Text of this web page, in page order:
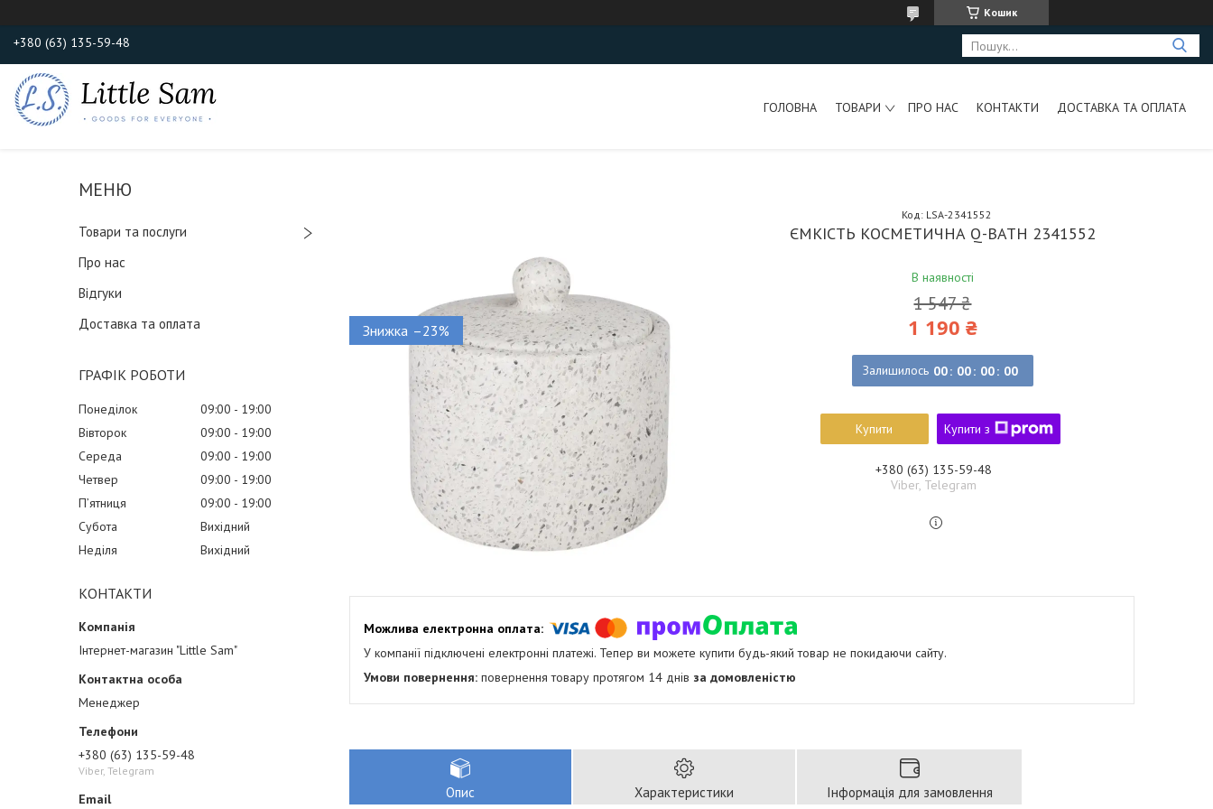
Кошик
+380 (63) 135-59-48
ГОЛОВНА ТОВАРИ ПРО НАС КОНТАКТИ ДОСТАВКА ТА ОПЛАТА
Товари та послуги
Про нас
Відгуки
Доставка та оплата
ГРАФІК РОБОТИ
Понеділок 09:00
19:00
Вівторок
09:00
19:00
Середа
09:00
19:00
Четвер
09:00
19:00
Пʼятниця
09:00
19:00
Субота
Вихідний
Неділя
Вихідний
КОНТАКТИ
Інтернет-магазин "Little Sam"
Менеджер
+380 (63) 135-59-48
Viber, Telegram
–23%
ЄМКІСТЬ КОСМЕТИЧНА Q-BATH 2341552
В наявності
Код: LSA-2341552
1 547 ₴
1 190 ₴
Залишилось 00 00 00 00
Купити Купити з
+380 (63) 135-59-48
Viber, Telegram
У компанії підключені електронні платежі. Тепер ви можете купити будь-який товар не покидаючи сайту.
повернення товару протягом 14 днів за домовленістю
Опис Характеристики Інформація для замовлення